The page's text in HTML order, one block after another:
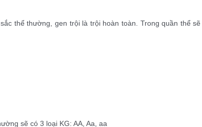
thể thường, gen trội là trội hoàn toàn. Trong quần thể
sẽ có 3 loại KG: AA, Aa, aa